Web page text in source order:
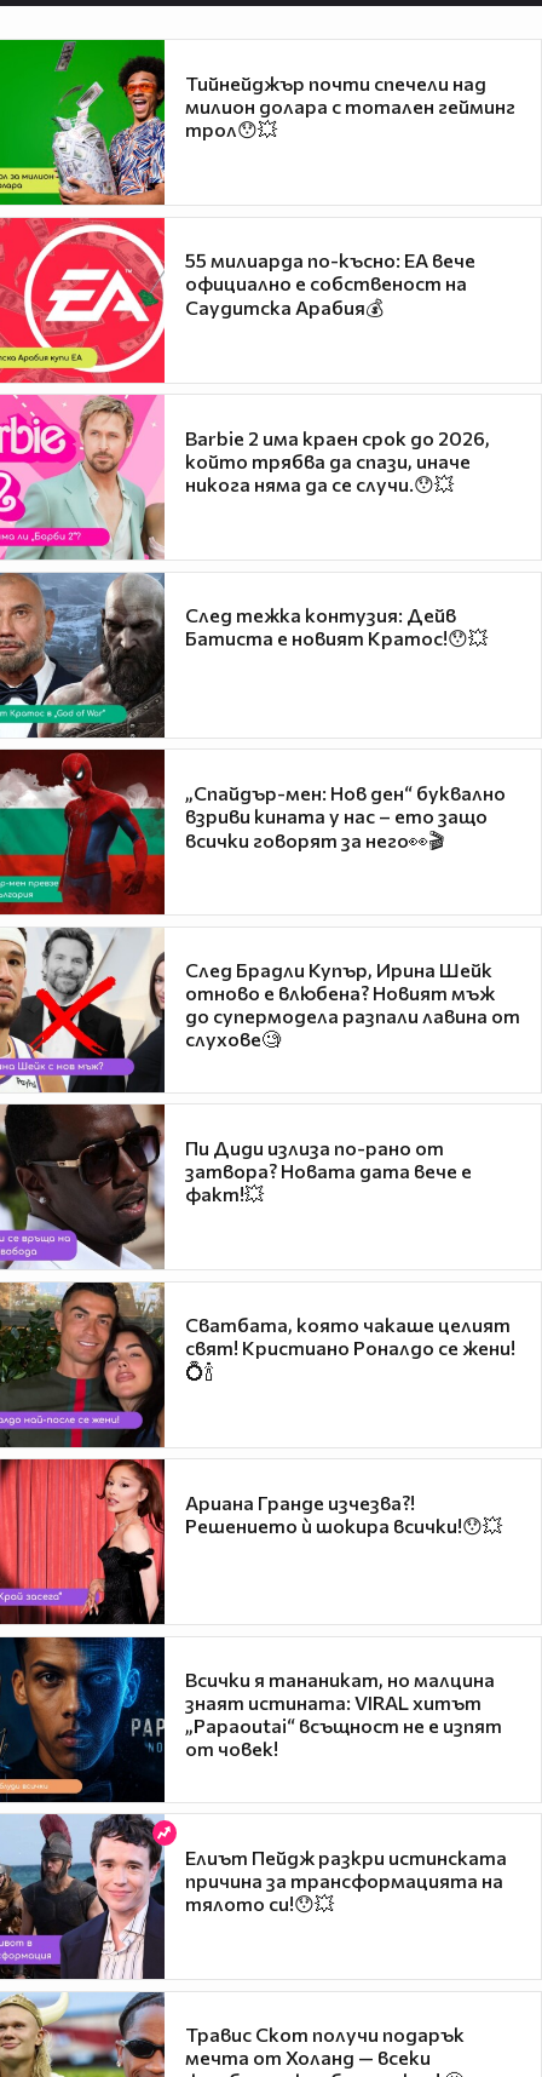
Тийнейджър почти спечели над
милион долара с тотален гейминг
трол😯💥
55 милиарда по-късно: EA вече
официално е собственост на
Саудитска Арабия💰
Barbie 2 има краен срок до 2026,
който трябва да спази, иначе
никога няма да се случи.😯💥
След тежка контузия: Дейв
Батиста е новият Кратос!😯💥
„Спайдър-мен: Нов ден“ буквално
взриви кината у нас – ето защо
всички говорят за него👀🎬
След Брадли Купър, Ирина Шейк
отново е влюбена? Новият мъж
до супермодела разпали лавина от
слухове🧐
Пи Диди излиза по-рано от
затвора? Новата дата вече е
факт!💥
Сватбата, която чакаше целият
свят! Кристиано Роналдо се жени!
💍🍾
Ариана Гранде изчезва?!
Решението ѝ шокира всички!😯💥
Всички я тананикат, но малцина
знаят истината: VIRAL хитът
„Papaoutai“ всъщност не е изпят
от човек!
Елиът Пейдж разкри истинската
причина за трансформацията на
тялото си!😯💥
Травис Скот получи подарък
мечта от Холанд — всеки